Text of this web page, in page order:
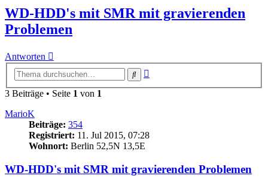
WD-HDD's mit SMR mit gravierenden
Problemen
Antworten
Suche
3 Beiträge • Seite 1 von 1
MarioK
Beiträge: 354
Registriert: 11. Jul 2015, 07:28
Wohnort: Berlin 52,5N 13,5E
WD-HDD's mit SMR mit gravierenden Problemen